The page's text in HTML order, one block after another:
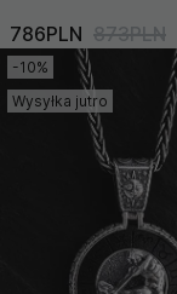
786PLN 873PLN
-10%
Wysyłka jutro